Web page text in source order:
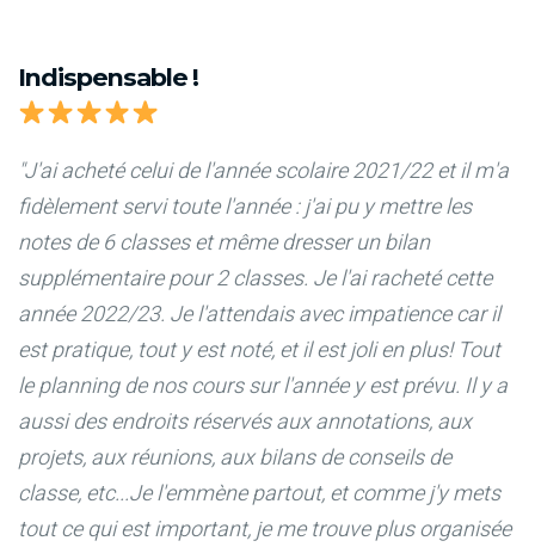
Indispensable !
"J'ai acheté celui de l'année scolaire 2021/22 et il m'a
fidèlement servi toute l'année : j'ai pu y mettre les
notes de 6 classes et même dresser un bilan
supplémentaire pour 2 classes. Je l'ai racheté cette
année 2022/23. Je l'attendais avec impatience car il
est pratique, tout y est noté, et il est joli en plus! Tout
le planning de nos cours sur l'année y est prévu. Il y a
aussi des endroits réservés aux annotations, aux
projets, aux réunions, aux bilans de conseils de
classe, etc...Je l'emmène partout, et comme j'y mets
tout ce qui est important, je me trouve plus organisée